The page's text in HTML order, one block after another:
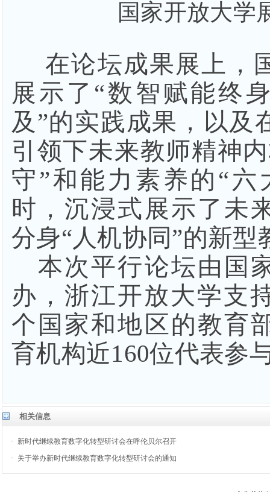
国家开放大学
在论坛成果展上，
展示了“数智赋能终
及”的实践成果，以及
引领下未来教师精神
守”和能力素养的“六
时，沉浸式展示了未
分身“人机协同”的新型
本次平行论坛由国
办，浙江开放大学支
个国家和地区的教育
育机构近160位代表参
相关信息
·
新时代继续教育数字化转型研讨会在呼伦贝尔召开
·
关于举办新时代继续教育数字化转型研讨会的通知